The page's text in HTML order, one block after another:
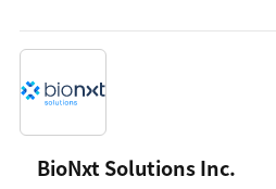
BioNxt Solutions Inc.